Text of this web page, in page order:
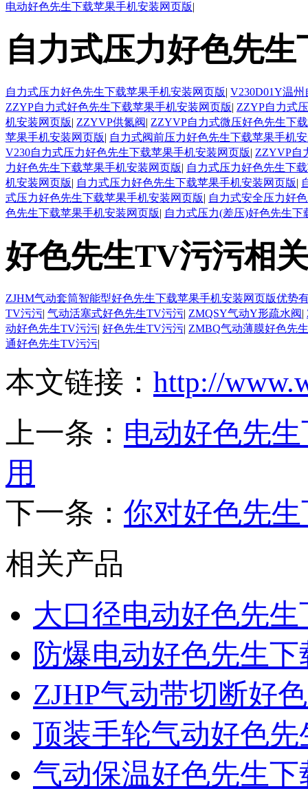
电动好色先生下载苹果手机安装网页版|
自力式压力好色先
自力式压力好色先生下载苹果手机安装网页版| V230D01Y温
ZZYP自力式好色先生下载苹果手机安装网页版| ZZYP自力式
机安装网页版| ZZYVP供氮阀| ZZYVP自力式微压好色先生下
苹果手机安装网页版| 自力式阀前压力好色先生下载苹果手机
V230自力式压力好色先生下载苹果手机安装网页版| ZZYVP自
力好色先生下载苹果手机安装网页版| 自力式压力好色先生下
机安装网页版| 自力式压力好色先生下载苹果手机安装网页版|
式压力好色先生下载苹果手机安装网页版| 自力式安全压力好
色先生下载苹果手机安装网页版| 自力式压力(差压)好色先生
好色先生TV污污相
ZJHM气动套筒智能型好色先生下载苹果手机安装网页版优势
TV污污| 气动活塞式好色先生TV污污| ZMQSY气动Y形疏水阀|
动好色先生TV污污| 好色先生TV污污| ZMBQ气动薄膜好色先
通好色先生TV污污|
本文链接： http://
上一条： 电动好色先
用
下一条： 你对好色先
相关产品
大口径电动好色先
防爆电动好色先生
ZJHP气动带切断好
顶装手轮气动好色
气动保温好色先生